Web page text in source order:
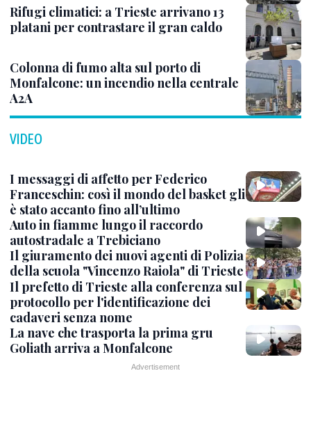
Rifugi climatici: a Trieste arrivano 13
platani per contrastare il gran caldo
Colonna di fumo alta sul porto di
Monfalcone: un incendio nella centrale
A2A
VIDEO
I messaggi di affetto per Federico
Franceschin: così il mondo del basket gli
è stato accanto fino all’ultimo
Auto in fiamme lungo il raccordo
autostradale a Trebiciano
Il giuramento dei nuovi agenti di Polizia
della scuola "Vincenzo Raiola" di Trieste
Il prefetto di Trieste alla conferenza sul
protocollo per l'identificazione dei
cadaveri senza nome
La nave che trasporta la prima gru
Goliath arriva a Monfalcone